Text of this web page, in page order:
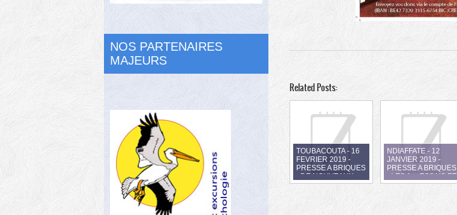
NOS PARTENAIRES
MAJEURS
Related Posts:
TOUBACOUTA - 16
FEVRIER 2019 -
PRESSE A BRIQUES
- DE NOUVEAUX
ESSAIS DE
NDIAFFATE - 12
JANVIER 2019 -
PRESSE A BRIQUES
- LES 1er ESSAIS ET
LE DEBUT DE